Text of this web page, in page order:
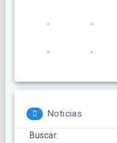
Noticias
Buscar: